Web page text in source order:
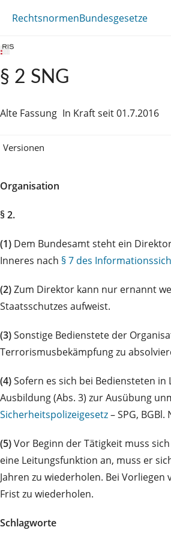
RechtsnormenBundesgesetze
§ 2 SNG
Alte Fassung In Kraft seit 01.7.2016
Versionen
Organisation
§ 2.
(1) Dem Bundesamt steht ein
Inneres nach § 7 des
(2)Zum Direktor kann nur ernannt
Staatsschutzes aufweist.
(3)Sonstige Bedienstete der
Terrorismusbekämpfung zu
(4)Sofern es sich bei Bediensteten
Ausbildung (Abs. 3) zur Ausübung
Sicherheitspolizeigesetz– SPG,
(5)Vor Beginn der Tätigkeit muss
eine Leitungsfunktion an, muss er
Jahren zu wiederholen. Bei
Frist zu wiederholen.
Schlagworte